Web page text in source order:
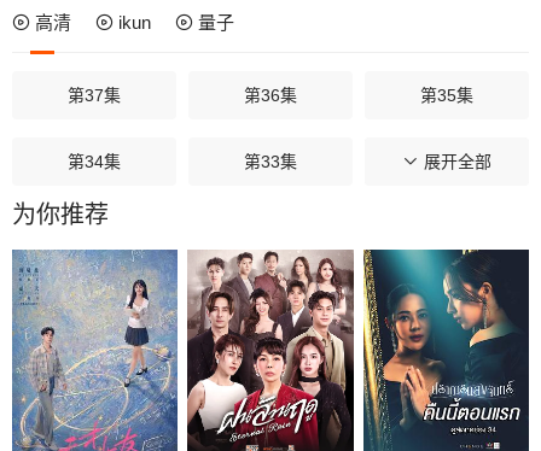
高清 ikun 量子
第37集 第36集 第35集
第34集 第33集 第32集
第31集
第28集 第27集 第26集
第25集 第24集 第23集
第22集 第21集 第20集
展开全部
为你推荐